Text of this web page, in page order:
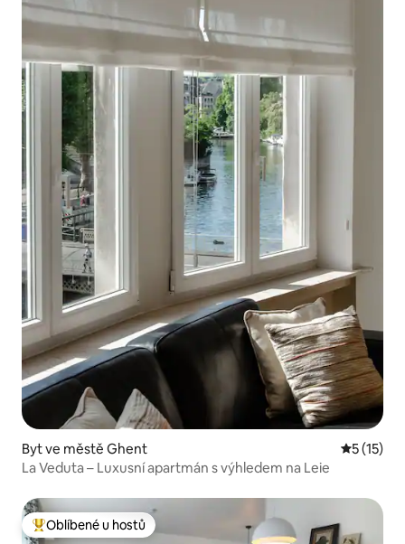
Byt ve městě Ghent
5 (15)
La Veduta – Luxusní apartmán s výhledem na Leie
Nejlepší v kategorii Oblíbené u hostů
Oblíbené u hostů